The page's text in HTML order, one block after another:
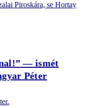
Piroskára, se Hortay
— ismét
Péter